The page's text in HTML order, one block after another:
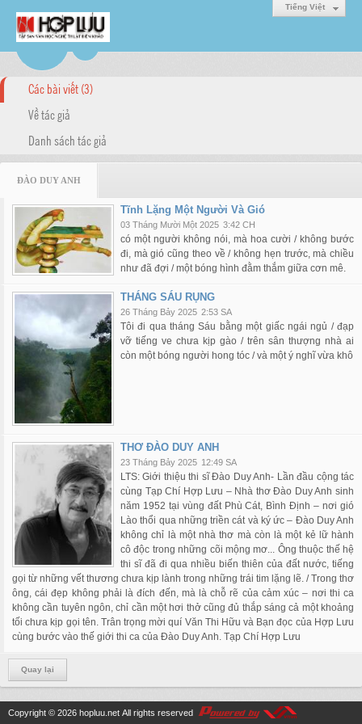
Tiếng Việt
Các bài viết (3)
Về tác giả
Danh sách tác giả
ĐÀO DUY ANH
Tĩnh Lặng Một Người Và Gió
03 Tháng Mười Một 2025 3:42 CH
có một người không nói, mà hoa cười / không bước
đi, mà gió cũng theo về / không hẹn trước, mà chiều
như đã đợi / một bóng hình đằm thắm giữa cơn mê.
THÁNG SÁU RỤNG
26 Tháng Bảy 2025 2:53 SA
Tôi đi qua tháng Sáu bằng một giấc ngái ngủ / đạp
vỡ tiếng ve chưa kịp gào / trên sân thượng nhà ai
còn một bóng người hong tóc / và một ý nghĩ vừa khô
THƠ ĐÀO DUY ANH
23 Tháng Bảy 2025 12:49 SA
LTS: Giới thiệu thi sĩ Đào Duy Anh- Lần đầu cộng tác
cùng Tạp Chí Hợp Lưu – Nhà thơ Đào Duy Anh sinh
năm 1952 tại vùng đất Phù Cát, Bình Định – nơi gió
Lào thổi qua những triền cát và ký ức – Đào Duy Anh
không chỉ là một nhà thơ mà còn là một kẻ lữ hành
cô độc trong những cõi mộng mơ... Ông thuộc thế hệ
thi sĩ đã đi qua nhiều biến thiên của đất nước, tiếng
gọi từ những vết thương chưa kịp lành trong những trái tim lặng lẽ. / Trong thơ
ông, cái đẹp không phải là đích đến, mà là chỗ rẽ của cảm xúc – nơi thi ca
không cần tuyên ngôn, chỉ cần một hơi thở cũng đủ thắp sáng cả một khoảng
tối chưa kịp gọi tên. Trân trọng mời quí Văn Thi Hữu và Bạn đọc của Hợp Lưu
cùng bước vào thế giới thi ca của Đào Duy Anh. Tạp Chí Hợp Lưu
Quay lại
Copyright © 2026 hopluu.net All rights reserved